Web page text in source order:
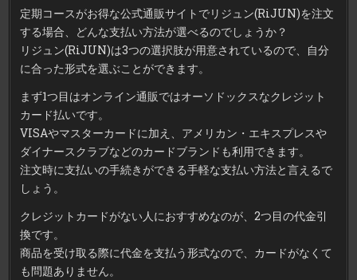
定期コースがお得な公式通販サイトでリジュン(RiJUN)を注文
する場合、どんな支払い方法が選べるのでしょうか？
リジュン(RiJUN)は3つの選択肢が用意されているので、自分
に合った形式を選ぶことができます。
まず1つ目はオンライン通販ではオーソドックスなクレジット
カード払いです。
VISAやマスターカードに加え、アメリカン・エキスプレスや
ダイナースクラブなどのカードブランドも利用できます。
注文時に支払いの手続きができる手軽な支払い方法と言えるで
しょう。
クレジットカードがない人におすすめなのが、2つ目の代金引
換です。
商品を受け取る際に代金を支払う形式なので、カードがなくて
も問題ありません。